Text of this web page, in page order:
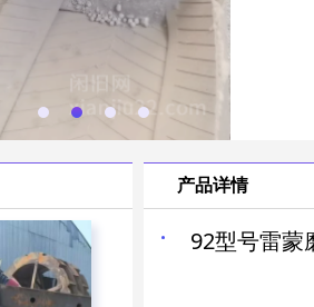
产品详情
92型号雷蒙